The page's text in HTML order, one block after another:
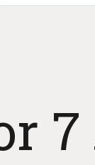
7